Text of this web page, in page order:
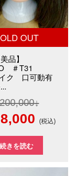
OUT
品】
＃T31
ク 口可動有
現
在
の
(税込)
続きを読む